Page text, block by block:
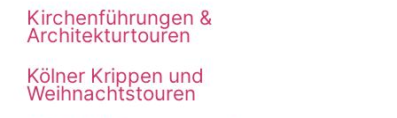
Kirchenführungen &
Architekturtouren
Kölner Krippen und
Weihnachtstouren